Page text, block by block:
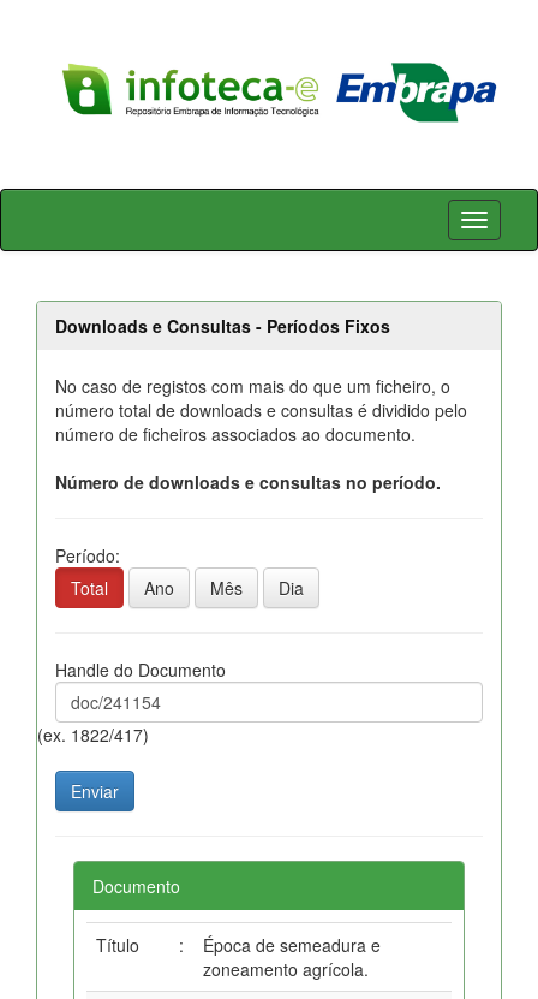
Skip
Downloads e Consultas - Períodos Fixos
No caso de registos com mais do que um ficheiro, o
número total de downloads e consultas é dividido pelo
número de ficheiros associados ao documento.
Número de downloads e consultas no período.
Período:
Total
Ano Mês Dia
Handle do Documento
(ex. 1822/417)
Documento
Título :
Época de semeadura e
zoneamento agrícola.